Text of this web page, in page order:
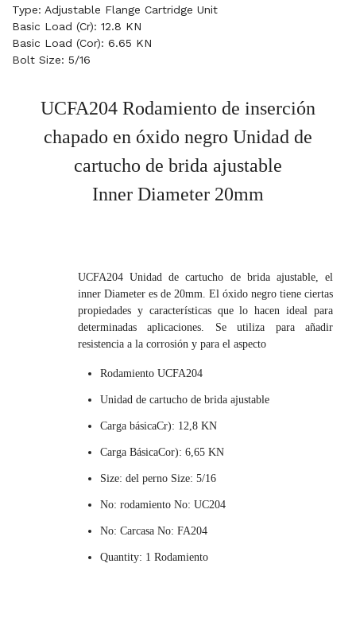
Type: Adjustable Flange Cartridge Unit
Basic Load (Cr): 12.8 KN
Basic Load (Cor): 6.65 KN
Bolt Size: 5/16
UCFA204 Rodamiento de inserción
chapado en óxido negro Unidad de
cartucho de brida ajustable
Inner Diameter 20mm
UCFA204 Unidad de cartucho de brida ajustable, el
inner Diameter es de 20mm. El óxido negro tiene ciertas
propiedades y características que lo hacen ideal para
determinadas aplicaciones. Se utiliza para añadir
resistencia a la corrosión y para el aspecto
Rodamiento UCFA204
Unidad de cartucho de brida ajustable
Carga básicaCr): 12,8 KN
Carga BásicaCor): 6,65 KN
Size: del perno Size: 5/16
No: rodamiento No: UC204
No: Carcasa No: FA204
Quantity: 1 Rodamiento